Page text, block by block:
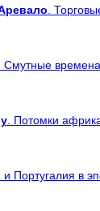
.
. Смутные
. Потомки
и Португалия в